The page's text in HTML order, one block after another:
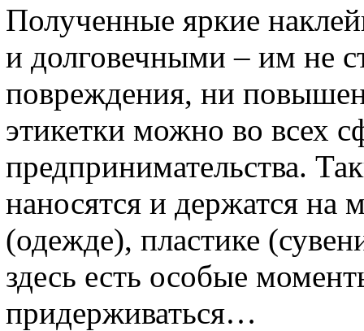
Полученные яркие
и долговечными – им не
повреждения, ни
этикетки можно во всех
предпринимательства.
наносятся и держатся на
(одежде), пластике
здесь есть особые
придерживаться…